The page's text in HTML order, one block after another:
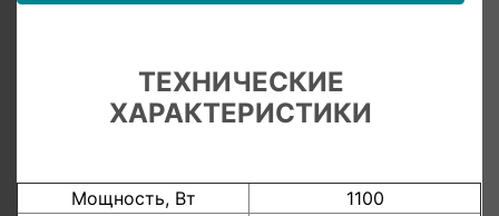
ТЕХНИЧЕСКИЕ
ХАРАКТЕРИСТИКИ
Мощность, Вт
1100